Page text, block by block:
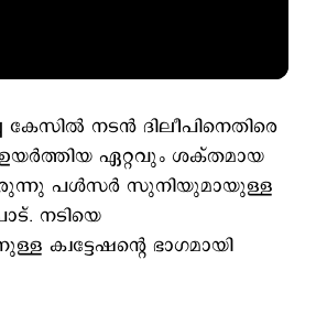
കേസിൽ നടൻ ദിലീപിനെതിരെ
ഏറ്റവും ശക്തമായ
പൾസർ സുനിയുമായുള്ള
നടിയെ
ക്വട്ടേഷന്റെ ഭാഗമായി